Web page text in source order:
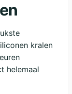
kralen
helemaal